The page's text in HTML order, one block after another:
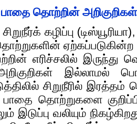
பாதை தொற்றின் அறிகுறிகள்
சிறுநீர்க் கழிப்பு
ஏற்கப்படுகின்ற
எரிச்சலில் இருந்து
இல்லாமல்
சிறுநீரில்
பாதை தொற்றுகளை
இடுப்பு வலியும்